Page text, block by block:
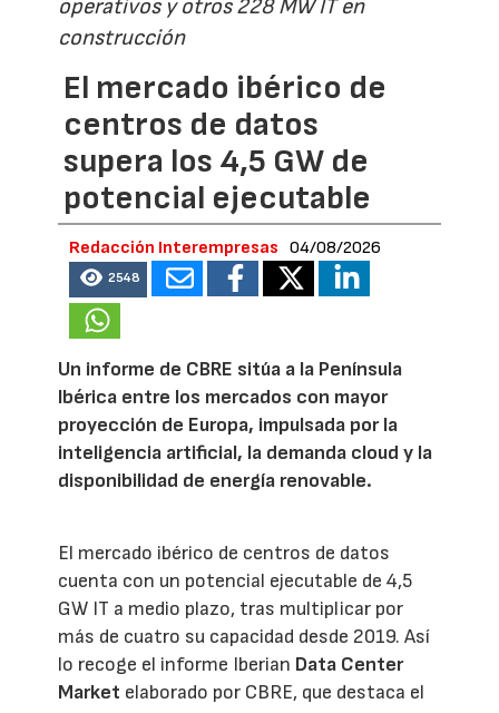
operativos y otros 228 MW IT en
construcción
El mercado ibérico de
centros de datos
supera los 4,5 GW de
potencial ejecutable
Redacción Interempresas 04/08/2026
2548
Un informe de CBRE sitúa a la Península
Ibérica entre los mercados con mayor
proyección de Europa, impulsada por la
inteligencia artificial, la demanda cloud y la
disponibilidad de energía renovable.
El mercado ibérico de centros de datos
cuenta con un potencial ejecutable de 4,5
GW IT a medio plazo, tras multiplicar por
más de cuatro su capacidad desde 2019. Así
lo recoge el informe Iberian Data Center
Market elaborado por CBRE, que destaca el